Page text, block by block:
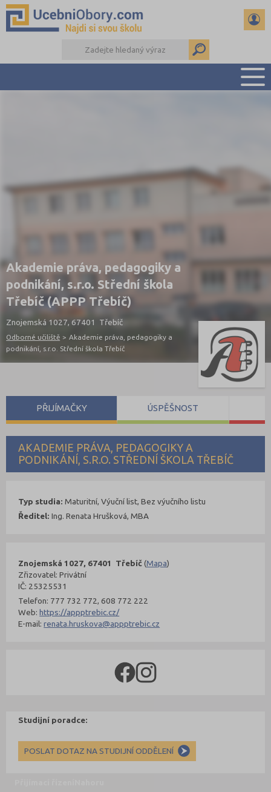
REFERÁTY
DALŠÍ DRUHY ŠKOL
Akademie práva, pedagogiky a
podnikání, s.r.o. Střední škola
Třebíč (APPP Třebíč)
Znojemská 1027, 67401 Třebíč
Odborné učiliště > Akademie práva, pedagogiky a
podnikání, s.r.o. Střední škola Třebíč
AKADEMIE PRÁVA, PEDAGOGIKY A
PODNIKÁNÍ, S.R.O. STŘEDNÍ ŠKOLA TŘEBÍČ
Znojemská 1027, 67401 Třebíč (Mapa)
Zřizovatel: Privátní
IČ: 25325531
Telefon: 777 732 772, 608 772 222
Web:https://appptrebic.cz/
E-mail:renata.hruskova@appptrebic.cz
Typ studia: Maturitní, Výuční list, Bez výučního listu
Ředitel: Ing. Renata Hrušková, MBA
Studijní poradce:
POSLAT DOTAZ NA STUDIJNÍ ODDĚLENÍ
PŘIJÍMAČKY ÚSPĚŠNOST